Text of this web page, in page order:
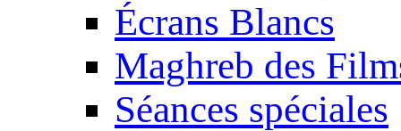
Écrans Blancs
Maghreb des
Séances spéciales